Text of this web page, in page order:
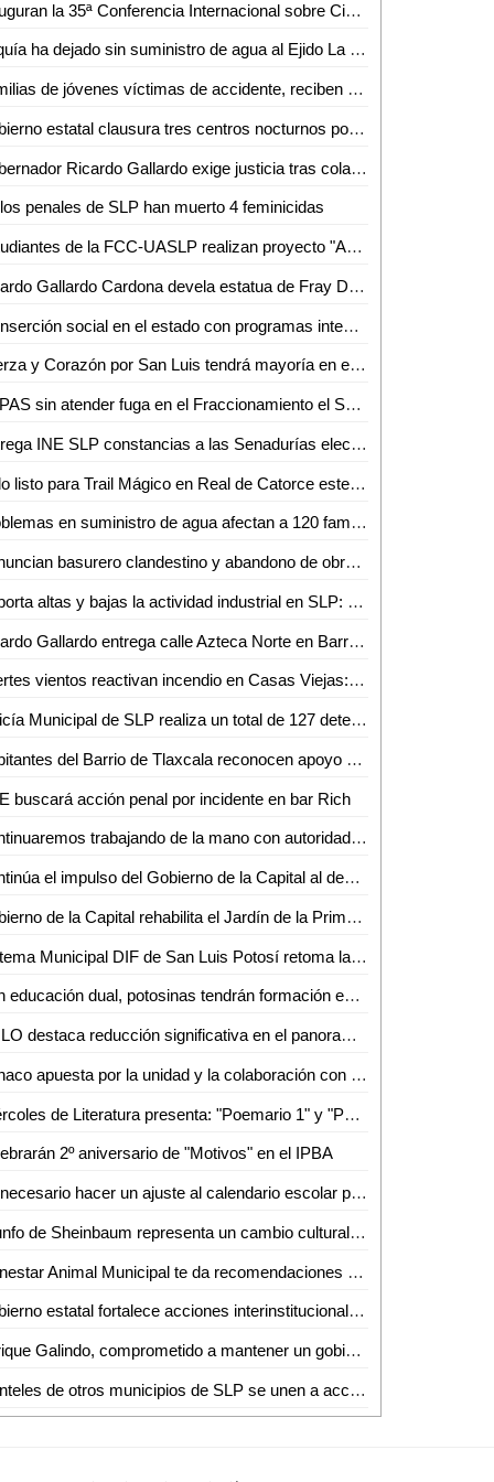
Inauguran la 35ª Conferencia Internacional sobre Ciencia y Tecnología de Fluidos Complejos en el Instituto de Física de la UASLP
Sequía ha dejado sin suministro de agua al Ejido La Subida de Ciudad Valles
Familias de jóvenes víctimas de accidente, reciben permanente apoyo del estado
Gobierno estatal clausura tres centros nocturnos por falta de permisos
Gobernador Ricardo Gallardo exige justicia tras colapso en antro Rich
penales de SLP han muerto 4 feminicidas
Estudiantes de la FCC-UASLP realizan proyecto "Amistad en forma" para infancias con discapacidad visual
Ricardo Gallardo Cardona devela estatua de Fray Diego de la Magdalena
Reinserción social en el estado con programas integrales de autoempleo
Fuerza y Corazón por San Luis tendrá mayoría en el Cabildo de la Capital
DAPAS sin atender fuga en el Fraccionamiento el Sol que se originó hace 4 días
Entrega INE SLP constancias a las Senadurías electas
Todo listo para Trail Mágico en Real de Catorce este fin de semana
Problemas en suministro de agua afectan a 120 familias en Ampliación Hincada
Denuncian basurero clandestino y abandono de obra en la colonia 20 de Noviembre
Reporta altas y bajas la actividad industrial en SLP: INEGI
Ricardo Gallardo entrega calle Azteca Norte en Barrio de Tlaxcala
Fuertes vientos reactivan incendio en Casas Viejas: J. Guadalupe González Vargas
Policía Municipal de SLP realiza un total de 127 detenciones durante primera semana de junio
Habitantes del Barrio de Tlaxcala reconocen apoyo del Gobernador
buscará acción penal por incidente en bar Rich
Continuaremos trabajando de la mano con autoridades para un Rioverde próspero: Arnulfo Urbiola
Continúa el impulso del Gobierno de la Capital al deporte entre la niñez y la juventud
Gobierno de la Capital rehabilita el Jardín de la Primavera, en Balcones del Valle
Sistema Municipal DIF de San Luis Potosí retoma la entrega de beneficios sociales
Con educación dual, potosinas tendrán formación en Alemania
AMLO destaca reducción significativa en el panorama migratorio
Canaco apuesta por la unidad y la colaboración con las nuevas autoridades en SLP
Miércoles de Literatura presenta: "Poemario 1" y "Poemario 2" de Sandra Eloísa Vázquez
2º aniversario de "Motivos" en el IPBA
Es necesario hacer un ajuste al calendario escolar para garantizar un equilibrio adecuado entre el tiempo de estudio y los periodos de descanso
Triunfo de Sheinbaum representa un cambio cultural y avance hacia igualdad de género
Bienestar Animal Municipal te da recomendaciones para prevenir que tus peludos sufran por inclemente calor
Gobierno estatal fortalece acciones interinstitucionales de seguridad
Enrique Galindo, comprometido a mantener un gobierno abierto y cercano a la ciudadanía
Planteles de otros municipios de SLP se unen a acciones ambientalistas impulsadas por el Gobierno de la Capital